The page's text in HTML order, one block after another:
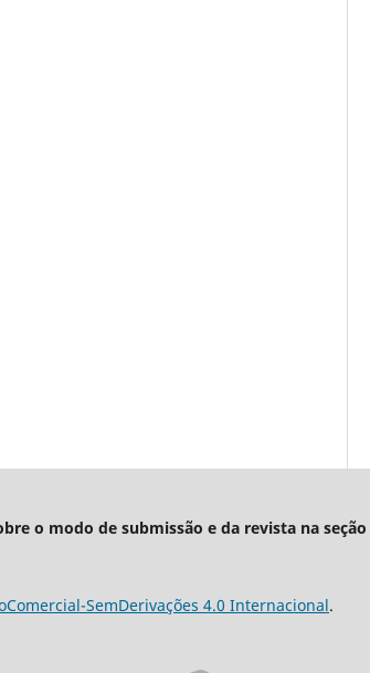
o modo de submissão e da revista na seção
SemDerivações 4.0 Internacional.